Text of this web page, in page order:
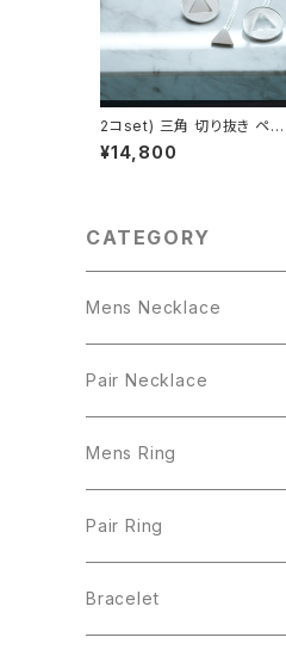
2コset) 三角 切り抜き ペア
ネックレス シルバー925
¥14,800
CATEGORY
Mens Necklace
Pair Necklace
Mens Ring
Pair Ring
Bracelet